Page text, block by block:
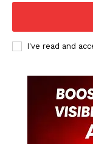
I've read and